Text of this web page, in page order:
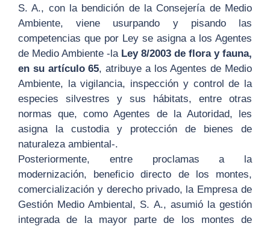
S. A., con la bendición de la Consejería de Medio
Ambiente, viene usurpando y pisando las
competencias que por Ley se asigna a los Agentes
de Medio Ambiente -la Ley 8/2003 de flora y fauna,
en su artículo 65, atribuye a los Agentes de Medio
Ambiente, la vigilancia, inspección y control de la
especies silvestres y sus hábitats, entre otras
normas que, como Agentes de la Autoridad, les
asigna la custodia y protección de bienes de
naturaleza ambiental-.
Posteriormente, entre proclamas a la
modernización, beneficio directo de los montes,
comercialización y derecho privado, la Empresa de
Gestión Medio Ambiental, S. A., asumió la gestión
integrada de la mayor parte de los montes de